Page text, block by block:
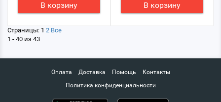
В корзину
В корзину
Страницы: 1 2 Все
1 - 40 из 43
Оплата Доставка Помощь
Контакты
Политика конфиденциальности